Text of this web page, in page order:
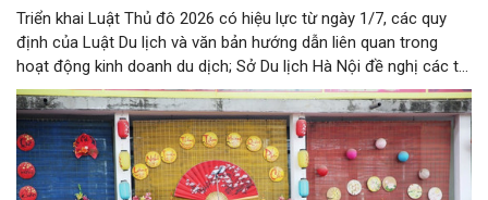
Triển khai Luật Thủ đô 2026 có hiệu lực từ ngày 1/7, các quy
định của Luật Du lịch và văn bản hướng dẫn liên quan trong
hoạt động kinh doanh du dịch; Sở Du lịch Hà Nội đề nghị các tổ
chức, đơn vị, doanh nghiệp kinh doanh dịch vụ lữ hành trên địa
bàn thành phố thực hiện một số nội dung quan trọng. Qua đó
góp phần thực hiện thắng lợi các mục tiêu phát triển du lịch Hà
Nội năm 2026 và giai đoạn tiếp theo.